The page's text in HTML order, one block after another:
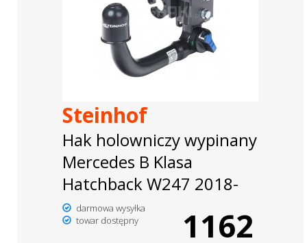
Steinhof
Hak holowniczy wypinany
Mercedes B Klasa
Hatchback W247 2018-
darmowa wysyłka
towar dostępny
1162